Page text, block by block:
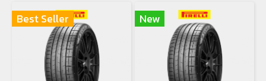
Best Seller New